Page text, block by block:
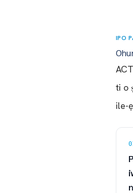
IPO
ti o
ile-